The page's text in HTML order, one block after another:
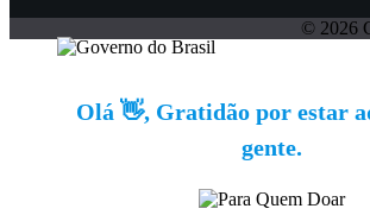
© 2026
Olá 👋, Gratidão por estar
gente.